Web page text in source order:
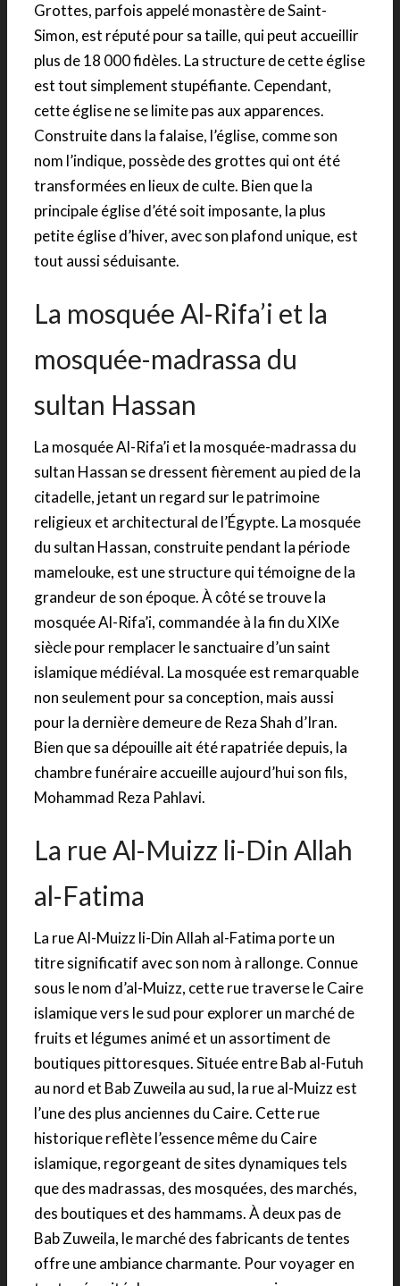
Grottes, parfois appelé monastère de Saint-
Simon, est réputé pour sa taille, qui peut accueillir
plus de 18 000 fidèles. La structure de cette église
est tout simplement stupéfiante. Cependant,
cette église ne se limite pas aux apparences.
Construite dans la falaise, l’église, comme son
nom l’indique, possède des grottes qui ont été
transformées en lieux de culte. Bien que la
principale église d’été soit imposante, la plus
petite église d’hiver, avec son plafond unique, est
tout aussi séduisante.
La mosquée Al-Rifa’i et la
mosquée-madrassa du
sultan Hassan
La mosquée Al-Rifa’i et la mosquée-madrassa du
sultan Hassan se dressent fièrement au pied de la
citadelle, jetant un regard sur le patrimoine
religieux et architectural de l’Égypte. La mosquée
du sultan Hassan, construite pendant la période
mamelouke, est une structure qui témoigne de la
grandeur de son époque. À côté se trouve la
mosquée Al-Rifa’i, commandée à la fin du XIXe
siècle pour remplacer le sanctuaire d’un saint
islamique médiéval. La mosquée est remarquable
non seulement pour sa conception, mais aussi
pour la dernière demeure de Reza Shah d’Iran.
Bien que sa dépouille ait été rapatriée depuis, la
chambre funéraire accueille aujourd’hui son fils,
Mohammad Reza Pahlavi.
La rue Al-Muizz li-Din Allah
al-Fatima
La rue Al-Muizz li-Din Allah al-Fatima porte un
titre significatif avec son nom à rallonge. Connue
sous le nom d’al-Muizz, cette rue traverse le Caire
islamique vers le sud pour explorer un marché de
fruits et légumes animé et un assortiment de
boutiques pittoresques. Située entre Bab al-Futuh
au nord et Bab Zuweila au sud, la rue al-Muizz est
l’une des plus anciennes du Caire. Cette rue
historique reflète l’essence même du Caire
islamique, regorgeant de sites dynamiques tels
que des madrassas, des mosquées, des marchés,
des boutiques et des hammams. À deux pas de
Bab Zuweila, le marché des fabricants de tentes
offre une ambiance charmante. Pour voyager en